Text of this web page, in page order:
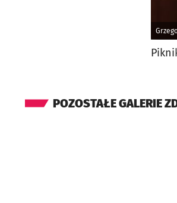
POZOSTAŁE GALERIE